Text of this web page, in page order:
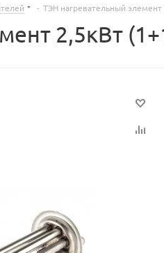
- ТЭН нагревательный
2,5кВт